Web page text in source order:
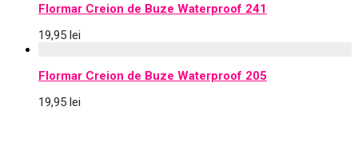
Flormar Creion de Buze Waterproof 241
19,95 lei
Flormar Creion de Buze Waterproof 205
19,95 lei